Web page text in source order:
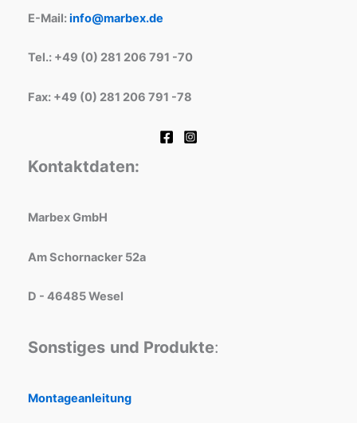
E-Mail:info@marbex.de
Tel.: +49 (0) 281 206 791 -70
Fax: +49 (0) 281 206 791 -78
Kontaktdaten:
Marbex GmbH
Am Schornacker 52a
D - 46485 Wesel
Sonstiges und Produkte:
Montageanleitung